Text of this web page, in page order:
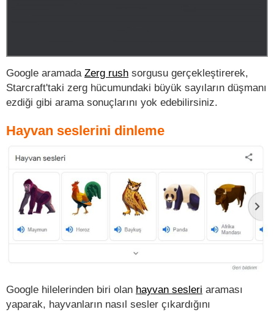
Google aramada Zerg rush sorgusu gerçekleştirerek,
Starcraft'taki zerg hücumundaki büyük sayıların düşmanı
ezdiği gibi arama sonuçlarını yok edebilirsiniz.
Hayvan seslerini dinleme
Google hilelerinden biri olan hayvan sesleri araması
yaparak, hayvanların nasıl sesler çıkardığını